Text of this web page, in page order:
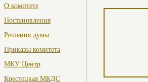
О комитете
Постановления
Решения думы
Приказы комитета
МКУ Центр
Крестецкая МКДС